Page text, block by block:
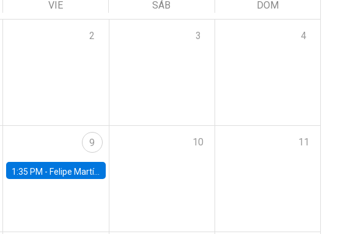
VIE SÁB DOM
2 3 4
9
1:35 PM - Felipe Martínez, alumno Doctorado en Economía UC
10 11